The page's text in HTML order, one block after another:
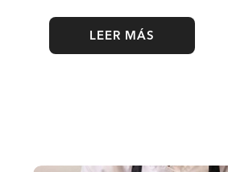
LEER MÁS